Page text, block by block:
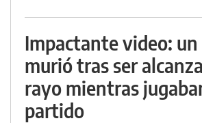
Impactante video:
murió tras ser
rayo mientras
partido